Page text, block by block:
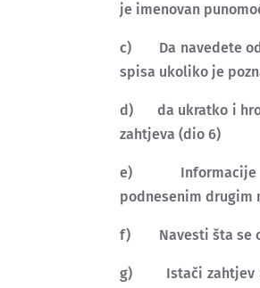
je imenovan
c) Da navedete
spisa ukoliko je
d) da ukratko i
zahtjeva (dio 6)
e) Informacije o
podnesenim drugim
f) Navesti šta se
g) Istači zahtjev u